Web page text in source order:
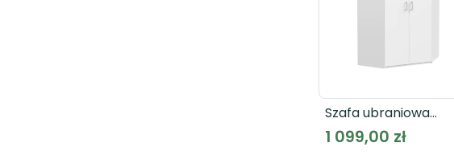
Szafa ubraniowa
narożna 120
1 099,00 zł